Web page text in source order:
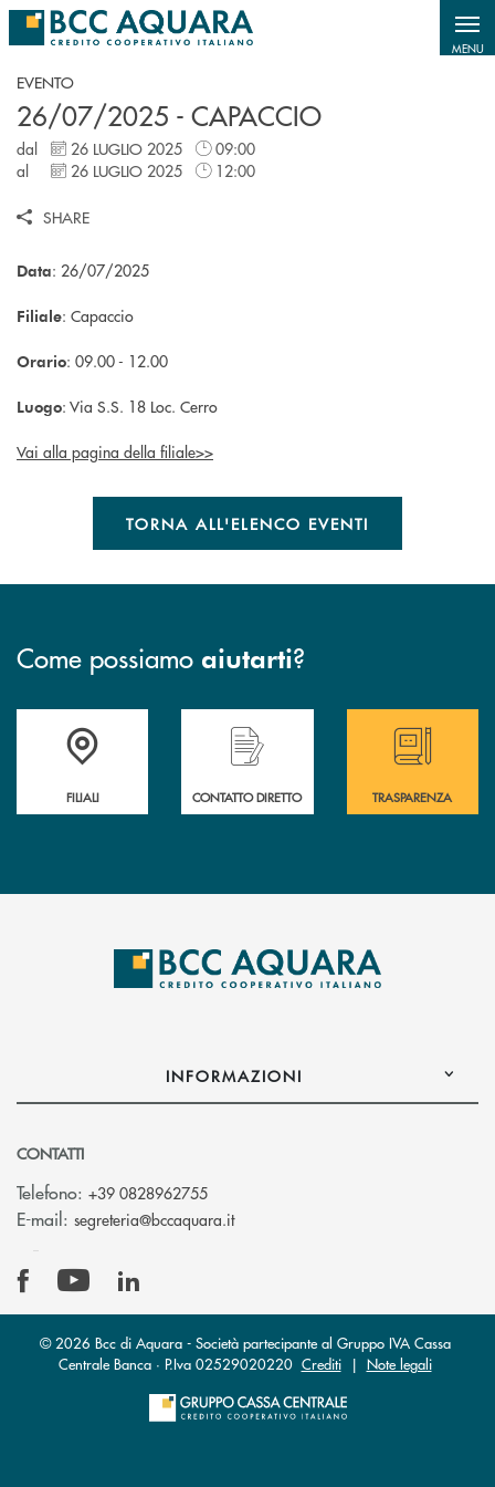
Salta al contenuto principale
MENU
EVENTO
26/07/2025 - CAPACCIO
dal 26 LUGLIO 2025
09:00
al
26 LUGLIO 2025 12:00
SHARE
Data: 26/07/2025
Filiale: Capaccio
Orario: 09.00 - 12.00
Luogo: Via S.S. 18 Loc. Cerro
Vai alla pagina della filiale>>
TORNA ALL'ELENCO EVENTI
Come possiamo aiutarti?
Trova la filiale più vicina a te
FILIALI
Hai bisogno di assistenza immediata ?
CONTATTO DIRETTO
Hai bisogno di
TRASPARENZA
INFORMAZIONI
CONTATTI
Telefono: +39 0828962755
E-mail: segreteria@bccaquara.it(si apre l’app di posta elettronica)
© 2026 Bcc di Aquara - Società partecipante al Gruppo IVA Cassa
Centrale Banca · P.Iva 02529020220 Crediti| Note legali